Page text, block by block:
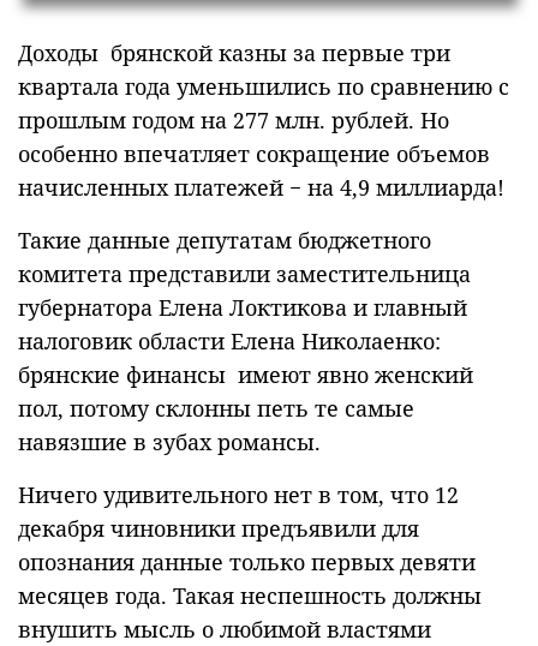
Доходы брянской казны за первые три
квартала года уменьшились по сравнению с
прошлым годом на 277 млн. рублей. Но
особенно впечатляет сокращение объемов
начисленных платежей − на 4,9 миллиарда!
Такие данные депутатам бюджетного
комитета представили заместительница
губернатора Елена Локтикова и главный
налоговик области Елена Николаенко:
брянские финансы имеют явно женский
пол, потому склонны петь те самые
навязшие в зубах романсы.
Ничего удивительного нет в том, что 12
декабря чиновники предъявили для
опознания данные только первых девяти
месяцев года. Такая неспешность должны
внушить мысль о любимой властями